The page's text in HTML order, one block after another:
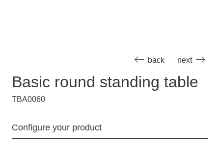
back next
Basic round standing table
TBA0060
Configure your product